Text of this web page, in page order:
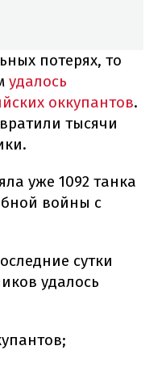
потерях, то
удалось
оккупантов.
тысячи
уже 1092 танка
войны с
сутки
удалось